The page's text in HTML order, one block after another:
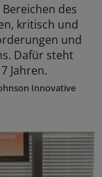
des
kritisch und
und
Dafür steht
Jahren.
Innovative